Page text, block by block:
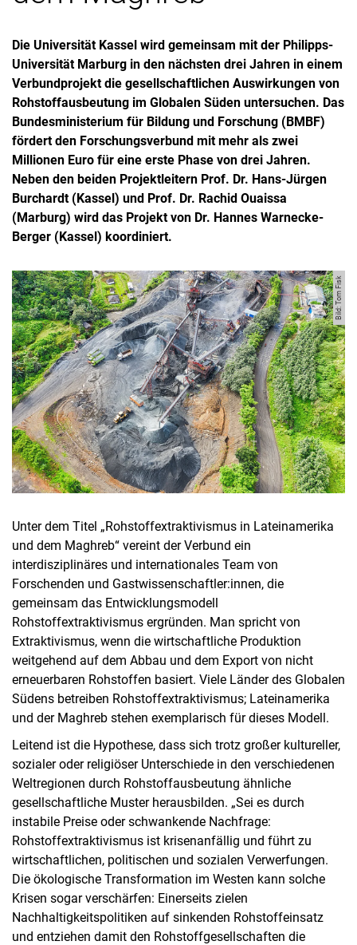
Die Universität Kassel wird gemeinsam mit der Philipps-
Universität Marburg in den nächsten drei Jahren in einem
Verbundprojekt die gesellschaftlichen Auswirkungen von
Rohstoffausbeutung im Globalen Süden untersuchen. Das
Bundesministerium für Bildung und Forschung (BMBF)
fördert den Forschungsverbund mit mehr als zwei
Millionen Euro für eine erste Phase von drei Jahren.
Neben den beiden Projektleitern Prof. Dr. Hans-Jürgen
Burchardt (Kassel) und Prof. Dr. Rachid Ouaissa
(Marburg) wird das Projekt von Dr. Hannes Warnecke-
Berger (Kassel) koordiniert.
Bild: Tom Fisk
Unter dem Titel „Rohstoffextraktivismus in Lateinamerika
und dem Maghreb“ vereint der Verbund ein
interdisziplinäres und internationales Team von
Forschenden und Gastwissenschaftler:innen, die
gemeinsam das Entwicklungsmodell
Rohstoffextraktivismus ergründen. Man spricht von
Extraktivismus, wenn die wirtschaftliche Produktion
weitgehend auf dem Abbau und dem Export von nicht
erneuerbaren Rohstoffen basiert. Viele Länder des Globalen
Südens betreiben Rohstoffextraktivismus; Lateinamerika
und der Maghreb stehen exemplarisch für dieses Modell.
Leitend ist die Hypothese, dass sich trotz großer kultureller,
sozialer oder religiöser Unterschiede in den verschiedenen
Weltregionen durch Rohstoffausbeutung ähnliche
gesellschaftliche Muster herausbilden. „Sei es durch
instabile Preise oder schwankende Nachfrage:
Rohstoffextraktivismus ist krisenanfällig und führt zu
wirtschaftlichen, politischen und sozialen Verwerfungen.
Die ökologische Transformation im Westen kann solche
Krisen sogar verschärfen: Einerseits zielen
Nachhaltigkeitspolitiken auf sinkenden Rohstoffeinsatz
und entziehen damit den Rohstoffgesellschaften die